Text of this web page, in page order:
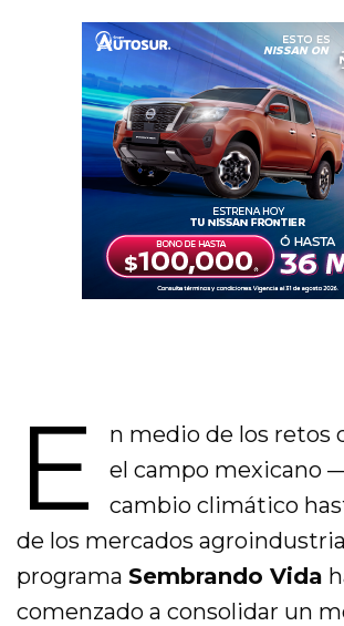
E
n medio de los retos
el campo mexicano
cambio climático
de los mercados
programaSembrando Vida
comenzado a consolidar un